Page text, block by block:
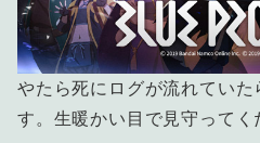
やたら死にログが流れてい
す。生暖かい目で見守ってく